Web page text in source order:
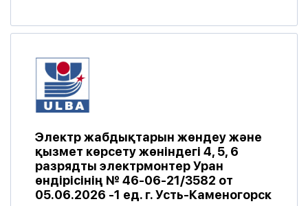
Электр жабдықтарын жөндеу және
қызмет көрсету жөніндегі 4, 5, 6
разрядты электрмонтер Уран
өндірісінің № 46-06-21/3582 от
05.06.2026 -1 ед. г. Усть-Каменогорск